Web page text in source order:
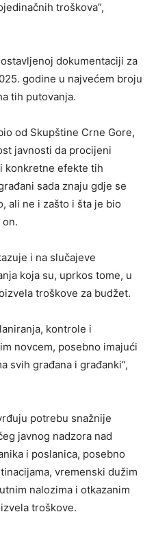
troškova”,
dokumentaciji za
godine u najvećem broju
tih putovanja.
od Skupštine Crne Gore,
javnosti da procijeni
konkretne efekte tih
sada znaju gdje se
ali ne i zašto i šta je bio
i na slučajeve
koja su, uprkos tome, u
troškove za budžet.
kontrole i
novcem, posebno imajući
svih građana i građanki”,
potrebu snažnije
javnog nadzora nad
i poslanica, posebno
vremenski dužim
nalozima i otkazanim
troškove.